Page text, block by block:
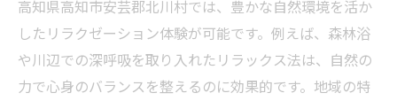
高知県高知市安芸郡北川村では、豊かな自然環境を活か
したリラクゼーション体験が可能です。例えば、森林浴
や川辺での深呼吸を取り入れたリラックス法は、自然の
力で心身のバランスを整えるのに効果的です。地域の特